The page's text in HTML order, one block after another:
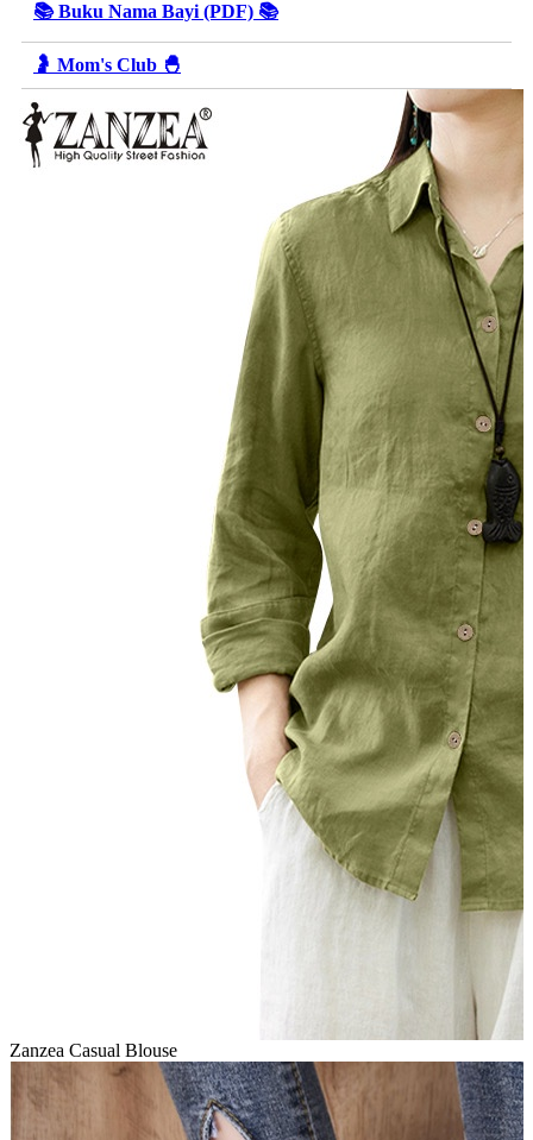
📚 Buku Nama Bayi (PDF) 📚
🤰 Mom's Club 🐣
Zanzea Casual Blouse